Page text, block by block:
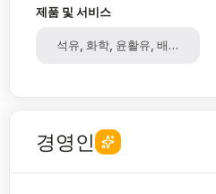
제품 및 서비스
석유, 화학, 윤활유, 배터리, 원유
경영인